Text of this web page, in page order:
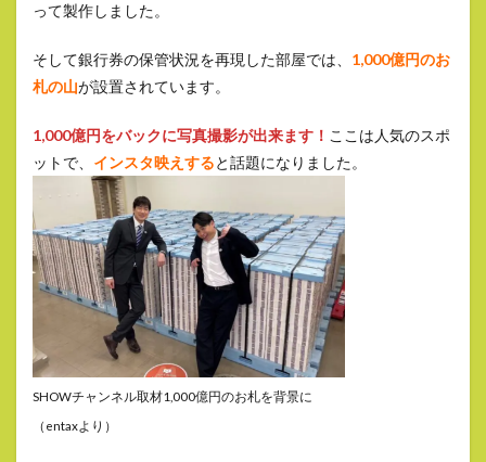
って製作しました。
そして銀行券の保管状況を再現した部屋では、 1,000億円のお
札の山が設置されています。
1,000億円をバックに写真撮影が出来ます！ ここは人気のスポ
ットで、 インスタ映えすると話題になりました。
SHOWチャンネル取材1,000億円のお札を背景に
（entaxより）